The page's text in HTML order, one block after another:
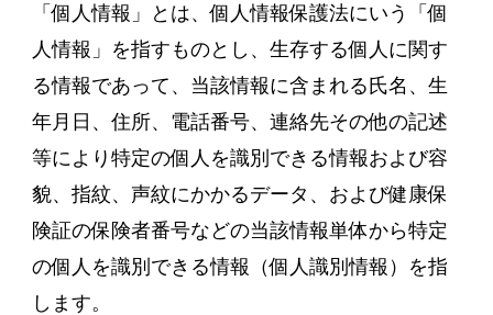
「個人情報」とは、個人情報保護法にいう「個
人情報」を指すものとし、生存する個人に関す
る情報であって、当該情報に含まれる氏名、生
年月日、住所、電話番号、連絡先その他の記述
等により特定の個人を識別できる情報および容
貌、指紋、声紋にかかるデータ、および健康保
険証の保険者番号などの当該情報単体から特定
の個人を識別できる情報（個人識別情報）を指
します。